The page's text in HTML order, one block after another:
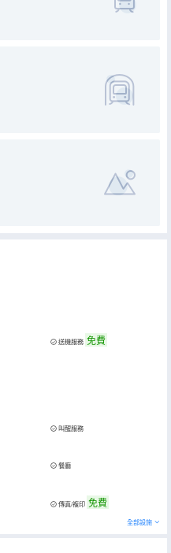
送機服務 免費
叫醒服務
餐廳
傳真/複印 免費
全部設施